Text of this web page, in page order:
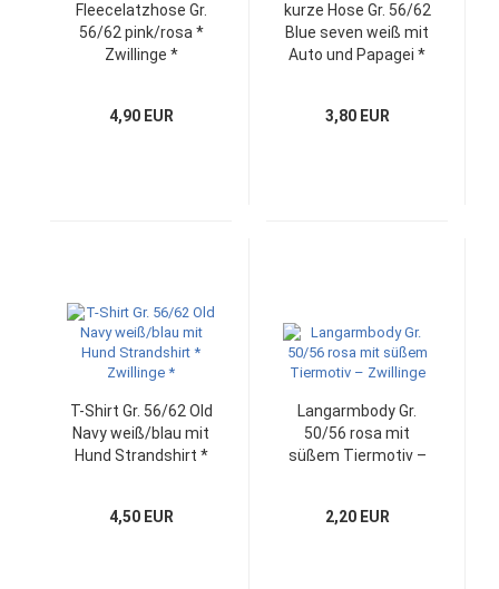
Fleecelatzhose Gr.
56/62 pink/rosa *
Zwillinge *
4,90 EUR
kurze Hose Gr. 56/62
Blue seven weiß mit
Auto und Papagei *
3,80 EUR
T-Shirt Gr. 56/62 Old
Navy weiß/blau mit
Hund Strandshirt *
4,50 EUR
Langarmbody Gr.
50/56 rosa mit
süßem Tiermotiv –
2,20 EUR